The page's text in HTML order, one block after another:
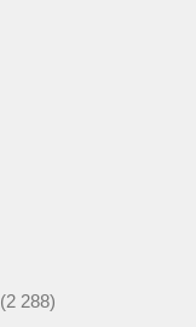
(2 288)